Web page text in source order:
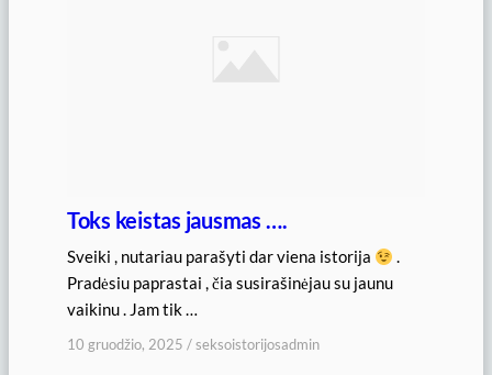
Toks keistas jausmas ….
Sveiki , nutariau parašyti dar viena istorija
.
Pradėsiu paprastai , čia susirašinėjau su jaunu
vaikinu . Jam tik …
10 gruodžio, 2025 /seksoistorijosadmin